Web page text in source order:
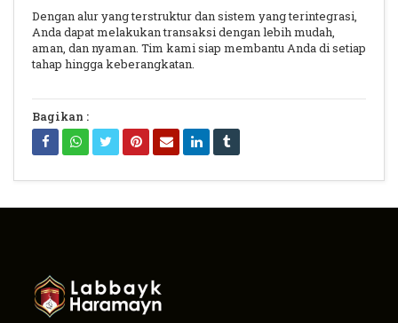
Dengan alur yang terstruktur dan sistem yang terintegrasi,
Anda dapat melakukan transaksi dengan lebih mudah,
aman, dan nyaman. Tim kami siap membantu Anda di setiap
tahap hingga keberangkatan.
Bagikan :